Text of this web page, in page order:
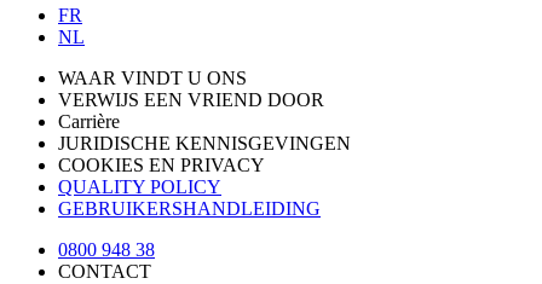
FR
NL
WAAR VINDT U ONS
VERWIJS EEN VRIEND DOOR
Carrière
JURIDISCHE KENNISGEVINGEN
COOKIES EN PRIVACY
QUALITY POLICY
GEBRUIKERSHANDLEIDING
0800 948 38
CONTACT